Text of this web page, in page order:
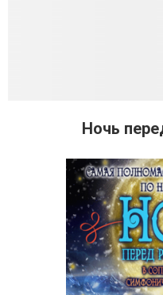
Ночь